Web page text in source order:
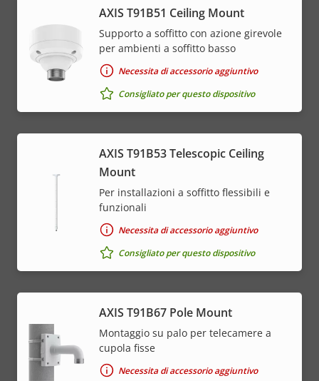
AXIS T91B51 Ceiling Mount
Supporto a soffitto con azione girevole
per ambienti a soffitto basso
Necessita di accessorio aggiuntivo
Consigliato per questo dispositivo
AXIS T91B53 Telescopic Ceiling
Mount
Per installazioni a soffitto flessibili e
funzionali
Necessita di accessorio aggiuntivo
Consigliato per questo dispositivo
AXIS T91B67 Pole Mount
Montaggio su palo per telecamere a
cupola fisse
Necessita di accessorio aggiuntivo